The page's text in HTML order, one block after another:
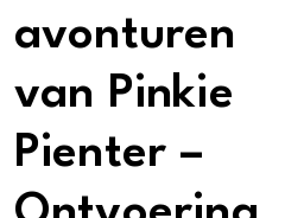
avonturen
van Pinkie
Pienter –